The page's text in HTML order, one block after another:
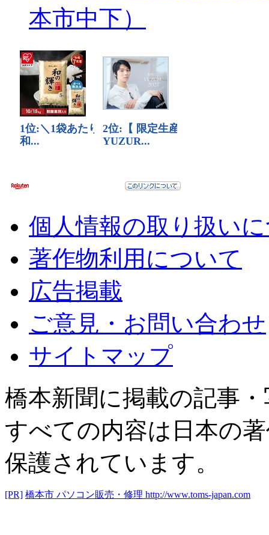
本市中下）
個人情報の取り扱い
著作物利用について
広告掲載
ご意見・お問い合わせ
サイトマップ
橋本新聞に掲載の記事
すべての内容は日本の
保護されています。
[PR] 橋本市 パソコン販売・修理 http://www.toms-japan.com